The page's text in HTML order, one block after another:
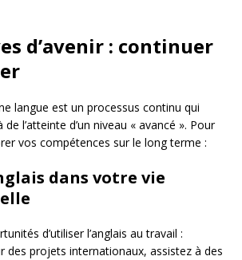
d’avenir : continuer
langue est un processus continu qui
de l’atteinte d’un niveau « avancé ». Pour
vos compétences sur le long terme :
dans votre vie
d’utiliser l’anglais au travail :
des projets internationaux, assistez à des